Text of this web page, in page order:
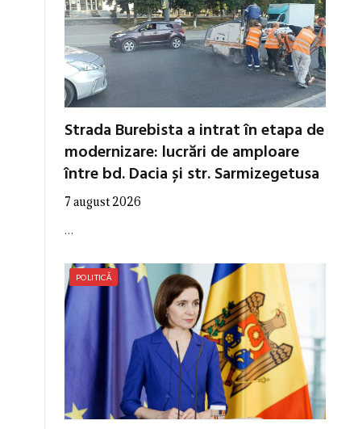
Strada Burebista a intrat în etapa de
modernizare: lucrări de amploare
între bd. Dacia și str. Sarmizegetusa
7 august 2026
…
POLITICĂ